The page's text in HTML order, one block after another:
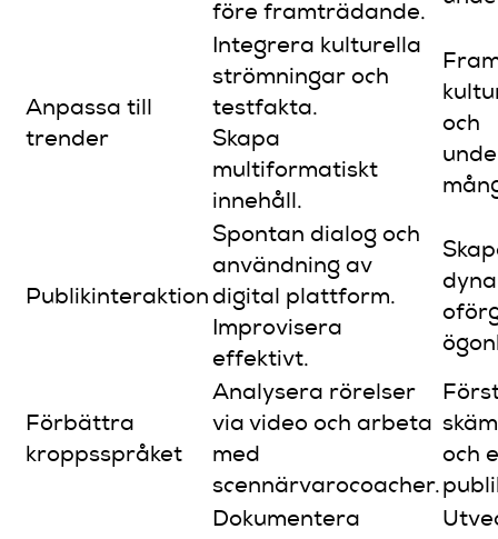
före framträdande.
Anpassa till
trender
Integrera kulturella
strömningar och
testfakta.
Skapa
multiformatiskt
innehåll.
och
Publikinteraktion
Spontan dialog och
användning av
digital plattform.
Improvisera
effektivt.
Förbättra
kroppsspråket
Analysera rörelser
via video och arbeta
med
scennärvarocoacher.
och
Dokumentera